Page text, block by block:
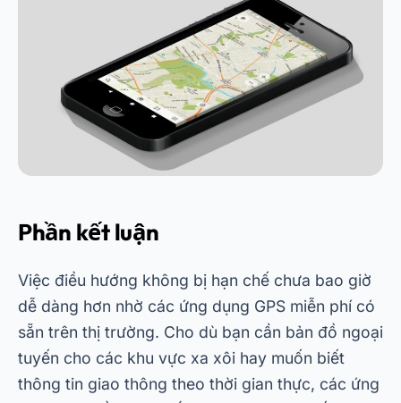
Phần kết luận
Việc điều hướng không bị hạn chế chưa bao giờ
dễ dàng hơn nhờ các ứng dụng GPS miễn phí có
sẵn trên thị trường. Cho dù bạn cần bản đồ ngoại
tuyến cho các khu vực xa xôi hay muốn biết
thông tin giao thông theo thời gian thực, các ứng